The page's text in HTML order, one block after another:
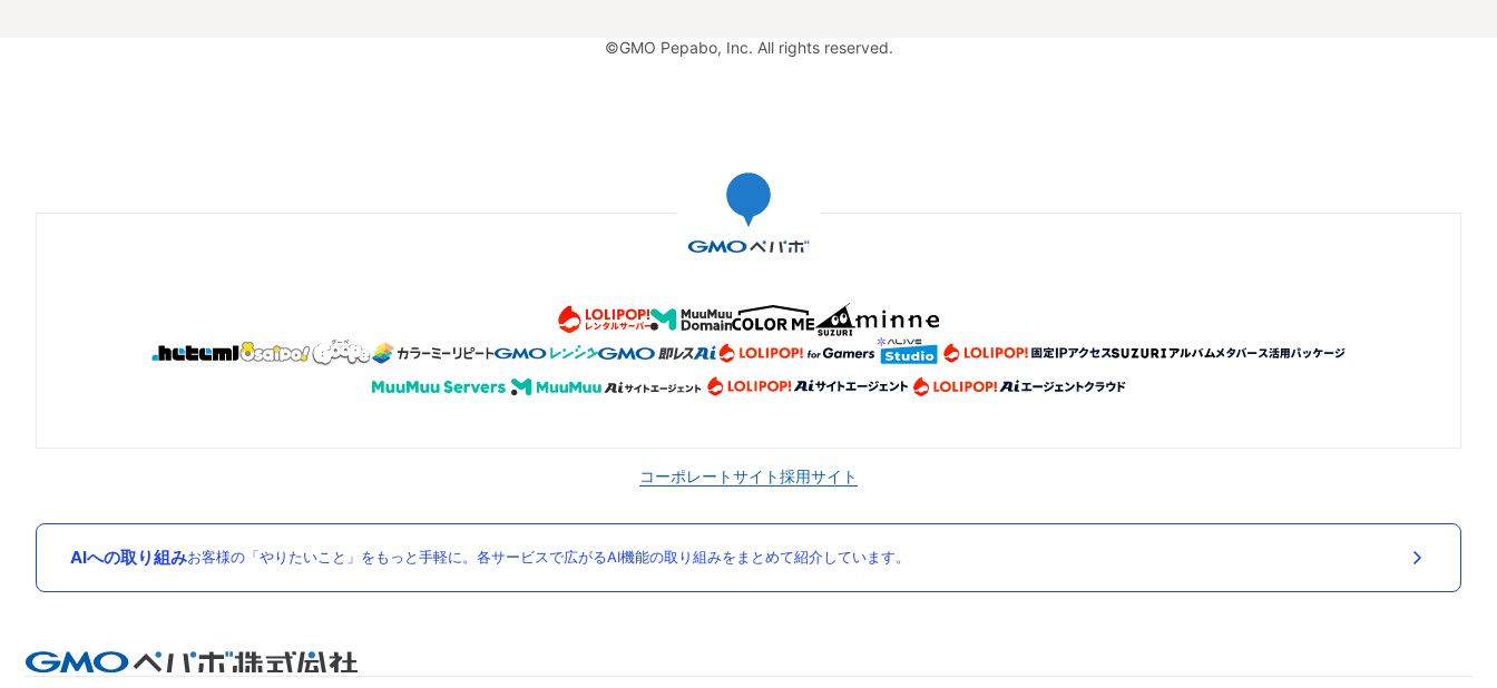
©GMO Pepabo, Inc. All rights reserved.
コーポレートサイト採用サイト
AIへの取り組みお客様の「やりたいこと」をもっと手軽に。各サービスで広がるAI機能の取り組みをまとめて紹介しています。